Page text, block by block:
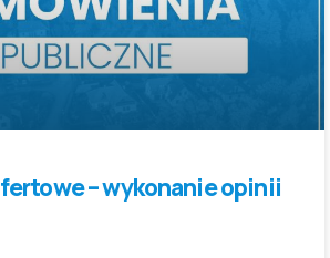
– wykonanie opinii